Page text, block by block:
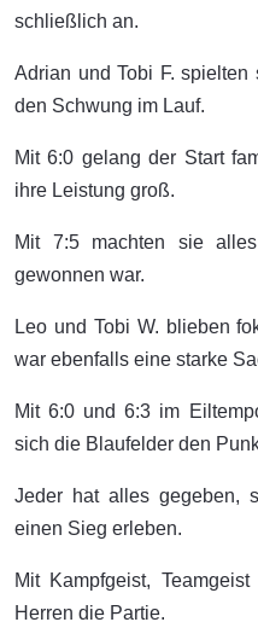
schließlich an.
Adrian und Tobi F. spielten
den Schwung im Lauf.
Mit 6:0 gelang der Start
ihre Leistung groß.
Mit 7:5 machten sie
gewonnen war.
Leo und Tobi W. blieben
war ebenfalls eine starke
Mit 6:0 und 6:3 im
sich die Blaufelder den
Jeder hat alles gegeben,
einen Sieg erleben.
Mit Kampfgeist,
Herren die Partie.